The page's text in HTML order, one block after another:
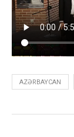
AZƏRBAYCAN